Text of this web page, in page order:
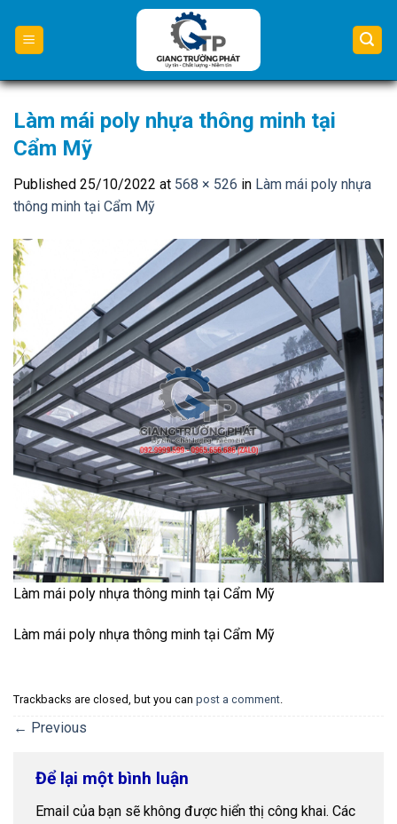
content
Làm mái poly nhựa thông minh tại
Cẩm Mỹ
Published 25/10/2022 at 568 × 526 in Làm mái poly nhựa
thông minh tại Cẩm Mỹ
Làm mái poly nhựa thông minh tại Cẩm Mỹ
Làm mái poly nhựa thông minh tại Cẩm Mỹ
Trackbacks are closed, but you can post a comment.
← Previous
Để lại một bình luận
Email của bạn sẽ không được hiển thị công khai. Các